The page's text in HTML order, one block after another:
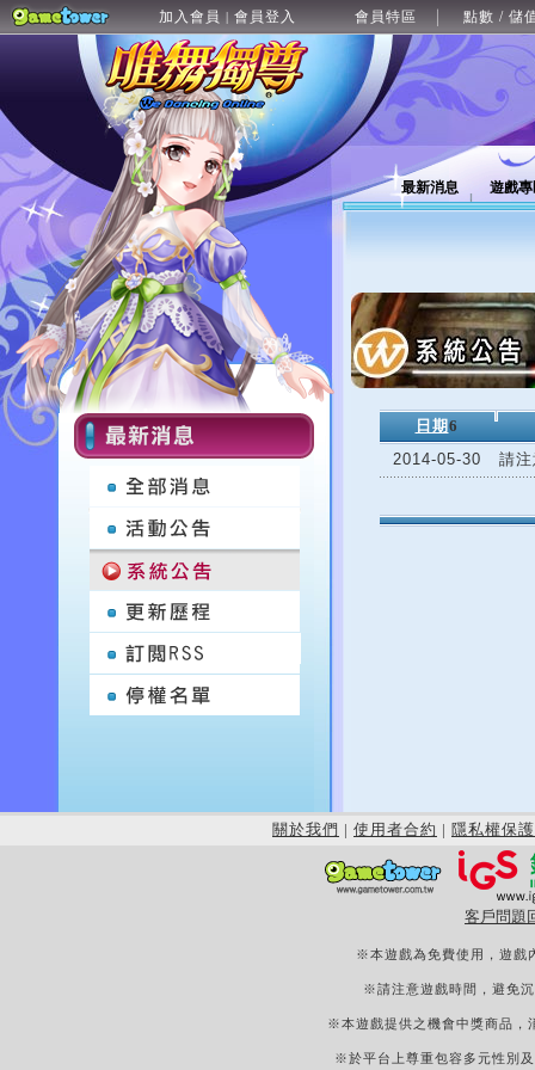
加入會員 | 會員登入 會員特區 點數 / 儲
最新消息 遊戲
日期 6
2014-05-30
請
關於我們 | 使用者合約 | 隱私權保護
客戶問題
※本遊戲為免費使用，遊戲
※請注意遊戲時間，避免
※本遊戲提供之機會中獎商品，
※於平台上尊重包容多元性別